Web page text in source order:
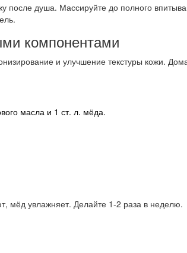
после душа. Массируйте до полного
компонентами
и улучшение текстуры кожи.
масла и 1 ст. л. мёда.
мёд увлажняет. Делайте 1-2 раза в неделю.